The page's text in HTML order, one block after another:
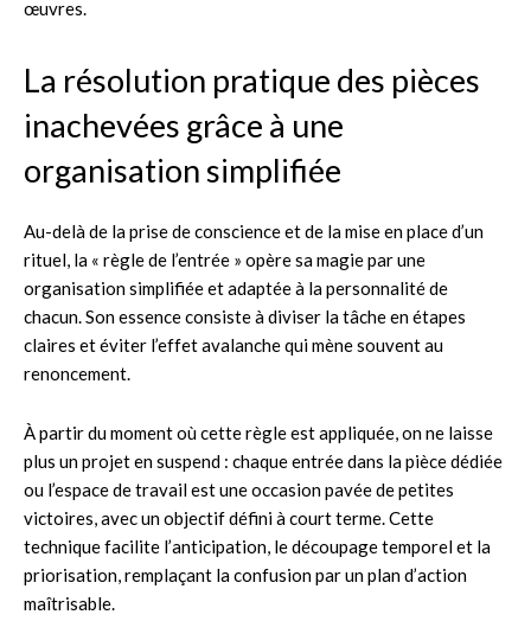
œuvres.
La résolution pratique des pièces
inachevées grâce à une
organisation simplifiée
Au-delà de la prise de conscience et de la mise en place d’un
rituel, la « règle de l’entrée » opère sa magie par une
organisation simplifiée et adaptée à la personnalité de
chacun. Son essence consiste à diviser la tâche en étapes
claires et éviter l’effet avalanche qui mène souvent au
renoncement.
À partir du moment où cette règle est appliquée, on ne laisse
plus un projet en suspend : chaque entrée dans la pièce dédiée
ou l’espace de travail est une occasion pavée de petites
victoires, avec un objectif défini à court terme. Cette
technique facilite l’anticipation, le découpage temporel et la
priorisation, remplaçant la confusion par un plan d’action
maîtrisable.